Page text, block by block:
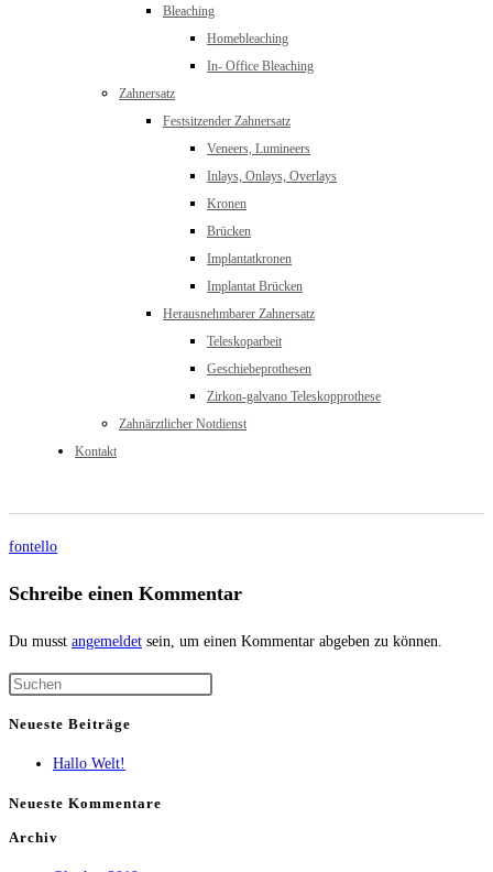
Bleaching
Homebleaching
In- Office Bleaching
Zahnersatz
Festsitzender Zahnersatz
Veneers, Lumineers
Inlays, Onlays, Overlays
Kronen
Brücken
Implantatkronen
Implantat Brücken
Herausnehmbarer Zahnersatz
Teleskoparbeit
Geschiebeprothesen
Zirkon-galvano Teleskopprothese
Zahnärztlicher Notdienst
Kontakt
fontello
Schreibe einen Kommentar
Du musst angemeldet sein, um einen Kommentar abgeben zu können.
Neueste Beiträge
Hallo Welt!
Neueste Kommentare
Archiv